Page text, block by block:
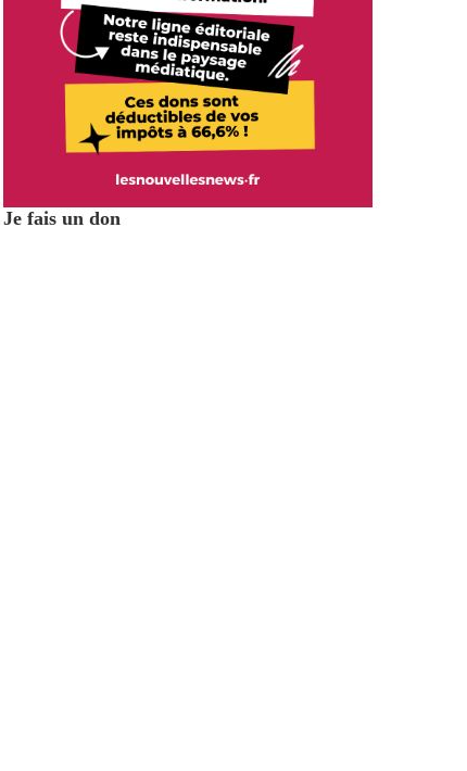
Je fais un don